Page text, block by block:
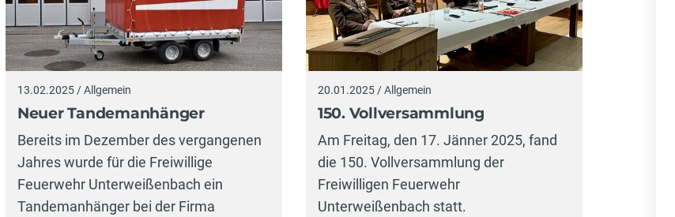
13.02.2025 / Allgemein
Neuer Tandemanhänger
Bereits im Dezember des vergangenen
Jahres wurde für die Freiwillige
Feuerwehr Unterweißenbach ein
Tandemanhänger bei der Firma
20.01.2025 / Allgemein
150. Vollversammlung
Am Freitag, den 17. Jänner 2025, fand
die 150. Vollversammlung der
Freiwilligen Feuerwehr
Unterweißenbach statt.